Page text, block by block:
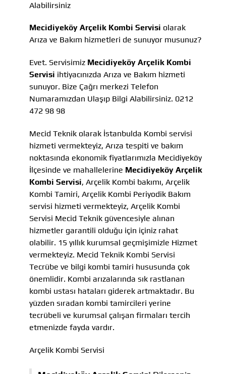
Alabilirsiniz
Mecidiyeköy Arçelik Kombi Servisi olarak
Arıza ve Bakım hizmetleri de sunuyor musunuz?
Evet. Servisimiz Mecidiyeköy Arçelik Kombi
Servisi ihtiyacınızda Arıza ve Bakım hizmeti
sunuyor. Bize Çağrı merkezi Telefon
Numaramızdan Ulaşıp Bilgi Alabilirsiniz. 0212
472 98 98
Mecid Teknik olarak İstanbulda Kombi servisi
hizmeti vermekteyiz, Arıza tespiti ve bakım
noktasında ekonomik fiyatlarımızla Mecidiyeköy
İlçesinde ve mahallelerine Mecidiyeköy Arçelik
Kombi Servisi, Arçelik Kombi bakımı, Arçelik
Kombi Tamiri, Arçelik Kombi Periyodik Bakım
servisi hizmeti vermekteyiz, Arçelik Kombi
Servisi Mecid Teknik güvencesiyle alınan
hizmetler garantili olduğu için içiniz rahat
olabilir. 15 yıllık kurumsal geçmişimizle Hizmet
vermekteyiz. Mecid Teknik Kombi Servisi
Tecrübe ve bilgi kombi tamiri hususunda çok
önemlidir. Kombi arızalarında sık rastlanan
kombi ustası hataları giderek artmaktadır. Bu
yüzden sıradan kombi tamircileri yerine
tecrübeli ve kurumsal çalışan firmaları tercih
etmenizde fayda vardır.
Arçelik Kombi Servisi